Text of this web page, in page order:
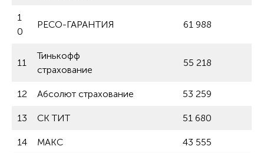
1
0
РЕСО-ГАРАНТИЯ 61 988
11
Тинькофф
страхование
55 218
12 Абсолют страхование 53 259
13 СК ТИТ 51 680
14 МАКС 43 555